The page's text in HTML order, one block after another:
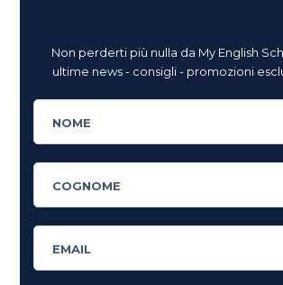
Non perderti più nulla da My English
ultime news - consigli - promozioni